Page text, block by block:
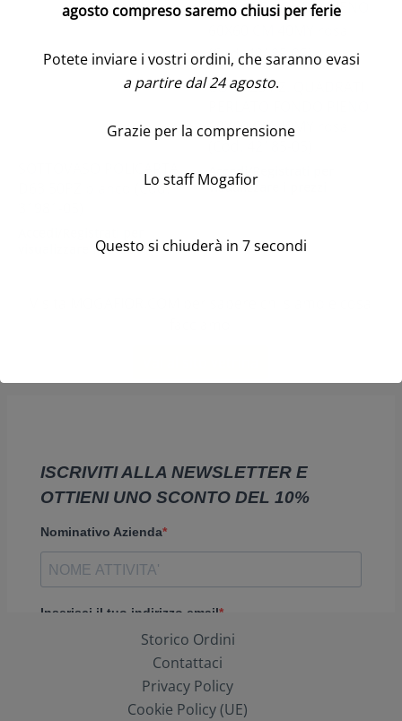
CONF.25 PZ. QUADRATI
60X60 CM 40MY rosa
(Cod. 42185-05)
Accedi/Registrati per
visualizzare i prezzi
D63 50PZ bianco (Cod.
visualizzare i prezzi
Storico Ordini
Contattaci
Privacy Policy
Cookie Policy (UE)
agosto compreso saremo chiusi per ferie
Potete inviare i vostri ordini, che saranno evasi
a partire dal 24 agosto.
Grazie per la comprensione
Lo staff Mogafior
Questo si chiuderà in 7secondi